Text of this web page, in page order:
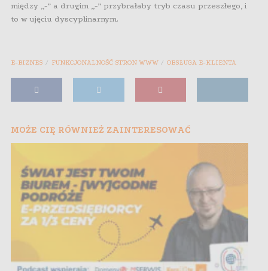
między „-” a drugim „-” przybrałaby tryb czasu przeszłego, i
to w ujęciu dyscyplinarnym.
E-BIZNES FUNKCJONALNOŚĆ STRON WWW OBSŁUGA E-KLIENTA
MOŻE CIĘ RÓWNIEŻ ZAINTERESOWAĆ